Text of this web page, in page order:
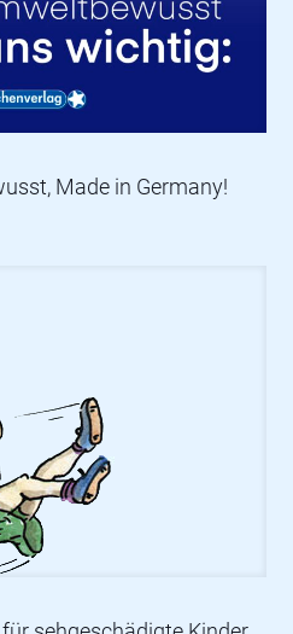
Made in Germany!